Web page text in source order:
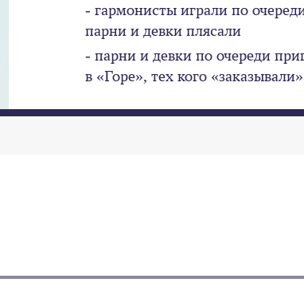
- гармонисты играли по
парни и девки плясали
- парни и девки по очереди
в «Горе», тех кого «заказывали»